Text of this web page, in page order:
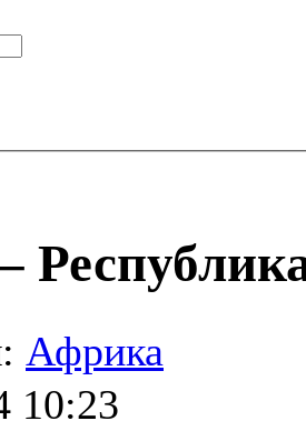
Африка
10:23